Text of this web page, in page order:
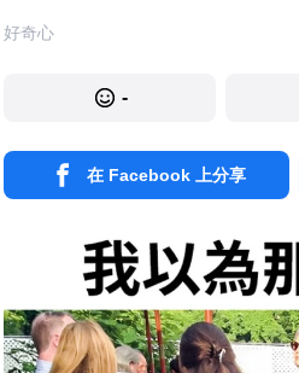
好奇心
-
在 Facebook 上分享